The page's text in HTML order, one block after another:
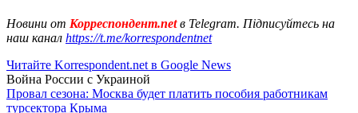
Новини от Корреспондент.netв Telegram. Підписуйтесь на
наш канал https://t.me/korrespondentnet
Читайте Korrespondent.net в Google News
Война России с Украиной
Провал сезона: Москва будет платить пособия работникам
турсектора Крыма